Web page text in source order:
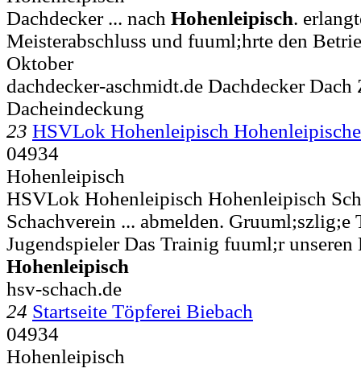
Dachdecker ... nach Hohenleipisch.
Meisterabschluss und fuuml;hrte den
Oktober
dachdecker-aschmidt.de Dachdecker Dach
Dacheindeckung
23 HSVLok Hohenleipisch
04934
Hohenleipisch
HSVLok Hohenleipisch Hohenleipisch
Schachverein ... abmelden. Gruuml;szlig;e
Jugendspieler Das Trainig fuuml;r
Hohenleipisch
hsv-schach.de
24 Startseite Töpferei Biebach
04934
Hohenleipisch